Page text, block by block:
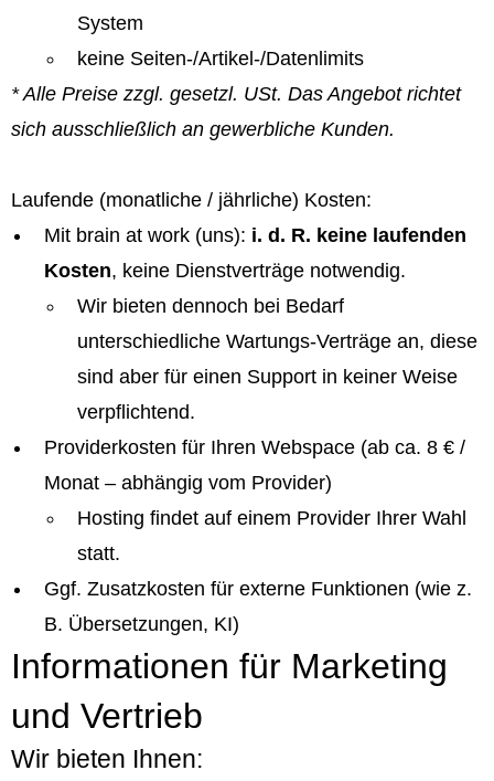
System
keine Seiten-/Artikel-/Datenlimits
* Alle Preise zzgl. gesetzl. USt. Das Angebot richtet
sich ausschließlich an gewerbliche Kunden.
Laufende (monatliche / jährliche) Kosten:
Mit brain at work (uns): i. d. R. keine laufenden
Kosten, keine Dienstverträge notwendig.
Wir bieten dennoch bei Bedarf
unterschiedliche Wartungs-Verträge an, diese
sind aber für einen Support in keiner Weise
verpflichtend.
Providerkosten für Ihren Webspace (ab ca. 8 € /
Monat – abhängig vom Provider)
Hosting findet auf einem Provider Ihrer Wahl
statt.
Ggf. Zusatzkosten für externe Funktionen (wie z.
B. Übersetzungen, KI)
Informationen für Marketing
und Vertrieb
Wir bieten Ihnen: